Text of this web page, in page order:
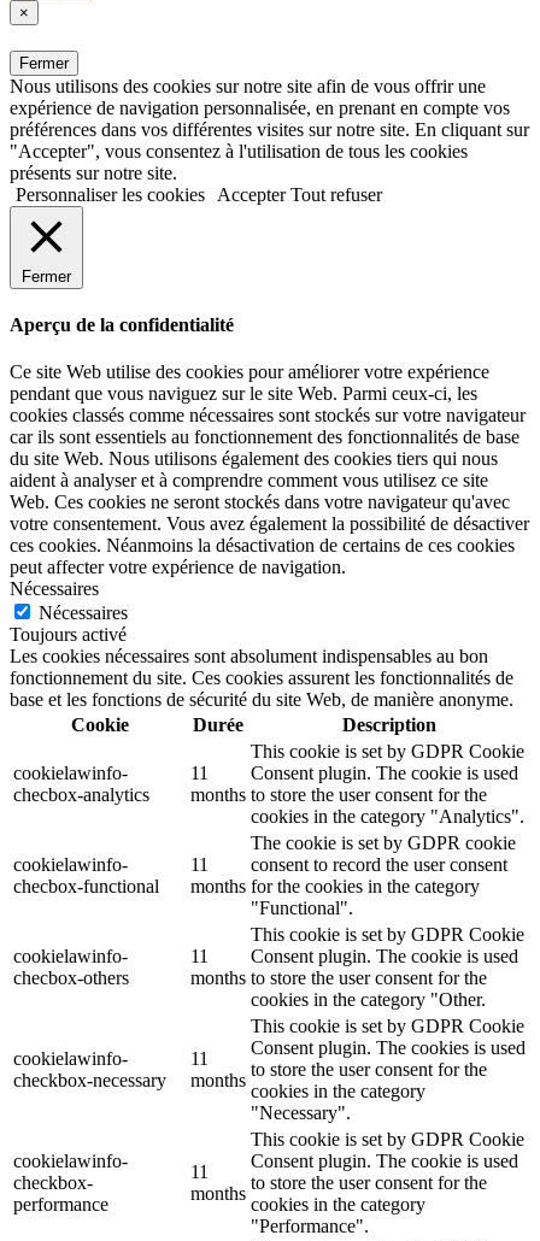
×
Fermer
Nous utilisons des cookies sur notre site afin de vous offrir une
expérience de navigation personnalisée, en prenant en compte vos
préférences dans vos différentes visites sur notre site. En cliquant sur
"Accepter", vous consentez à l'utilisation de tous les cookies
présents sur notre site.
Personnaliser les cookies
Accepter Tout refuser
Fermer
Aperçu de la confidentialité
Ce site Web utilise des cookies pour améliorer votre expérience
pendant que vous naviguez sur le site Web. Parmi ceux-ci, les
cookies classés comme nécessaires sont stockés sur votre navigateur
car ils sont essentiels au fonctionnement des fonctionnalités de base
du site Web. Nous utilisons également des cookies tiers qui nous
aident à analyser et à comprendre comment vous utilisez ce site
Web. Ces cookies ne seront stockés dans votre navigateur qu'avec
votre consentement. Vous avez également la possibilité de désactiver
ces cookies. Néanmoins la désactivation de certains de ces cookies
peut affecter votre expérience de navigation.
Nécessaires
Nécessaires
Toujours activé
Les cookies nécessaires sont absolument indispensables au bon
fonctionnement du site. Ces cookies assurent les fonctionnalités de
base et les fonctions de sécurité du site Web, de manière anonyme.
Cookie
Durée Description
cookielawinfo-
checbox-analytics
11
months
This cookie is set by GDPR Cookie
Consent plugin. The cookie is used
to store the user consent for the
cookies in the category "Analytics".
cookielawinfo-
checbox-functional
11
months
The cookie is set by GDPR cookie
consent to record the user consent
for the cookies in the category
"Functional".
cookielawinfo-
checbox-others
11
months
This cookie is set by GDPR Cookie
Consent plugin. The cookie is used
to store the user consent for the
cookies in the category "Other.
cookielawinfo-
checkbox-necessary
11
months
This cookie is set by GDPR Cookie
Consent plugin. The cookies is used
to store the user consent for the
cookies in the category
"Necessary".
cookielawinfo-
checkbox-
performance
11
months
This cookie is set by GDPR Cookie
Consent plugin. The cookie is used
to store the user consent for the
cookies in the category
"Performance".